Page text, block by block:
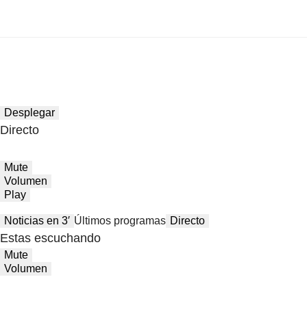
Desplegar
Directo
Mute
Volumen
Play
Noticias en 3′ Últimos programas Directo
Estas escuchando
Mute
Volumen